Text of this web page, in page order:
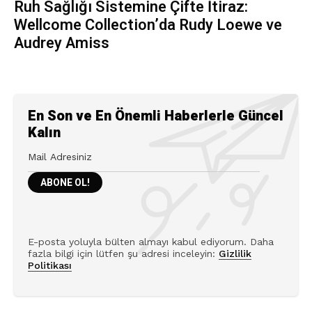
Ruh Sağlığı Sistemine Çifte İtiraz:
Wellcome Collection’da Rudy Loewe ve
Audrey Amiss
En Son ve En Önemli Haberlerle Güncel
Kalın
E-posta yoluyla bülten almayı kabul ediyorum. Daha
fazla bilgi için lütfen şu adresi inceleyin: Gizlilik
Politikası